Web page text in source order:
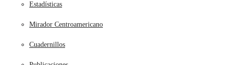
Estadísticas
Mirador Centroamericano
Cuadernillos